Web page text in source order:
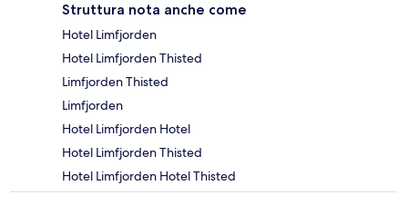
Struttura nota anche come
Hotel Limfjorden
Hotel Limfjorden Thisted
Limfjorden Thisted
Limfjorden
Hotel Limfjorden Hotel
Hotel Limfjorden Thisted
Hotel Limfjorden Hotel Thisted